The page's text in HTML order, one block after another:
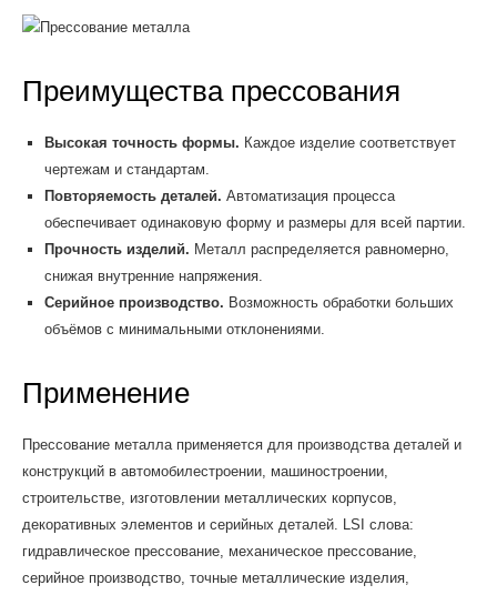
Преимущества прессования
Высокая точность формы. Каждое изделие соответствует
чертежам и стандартам.
Повторяемость деталей. Автоматизация процесса
обеспечивает одинаковую форму и размеры для всей партии.
Прочность изделий. Металл распределяется равномерно,
снижая внутренние напряжения.
Серийное производство. Возможность обработки больших
объёмов с минимальными отклонениями.
Применение
Прессование металла применяется для производства деталей и
конструкций в автомобилестроении, машиностроении,
строительстве, изготовлении металлических корпусов,
декоративных элементов и серийных деталей. LSI слова:
гидравлическое прессование, механическое прессование,
серийное производство, точные металлические изделия,